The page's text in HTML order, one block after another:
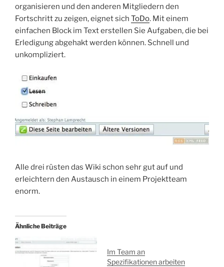
organisieren und den anderen Mitgliedern den
Fortschritt zu zeigen, eignet sich ToDo. Mit einem
einfachen Block im Text erstellen Sie Aufgaben, die bei
Erledigung abgehakt werden können. Schnell und
unkompliziert.
Alle drei rüsten das Wiki schon sehr gut auf und
erleichtern den Austausch in einem Projektteam
enorm.
Ähnliche Beiträge
Im Team an
Spezifikationen arbeiten